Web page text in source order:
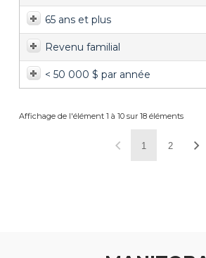
65 ans et plus
Revenu familial
< 50 000 $ par année
Affichage de l'élément 1 à 10 sur 18 éléments
1 2